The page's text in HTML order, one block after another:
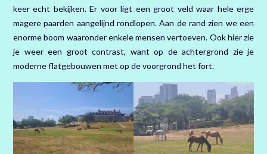
keer echt bekijken. Er voor ligt een groot veld waar hele erge
magere paarden aangelijnd rondlopen. Aan de rand zien we een
enorme boom waaronder enkele mensen vertoeven. Ook hier zie
je weer een groot contrast, want op de achtergrond zie je
moderne flatgebouwen met op de voorgrond het fort.